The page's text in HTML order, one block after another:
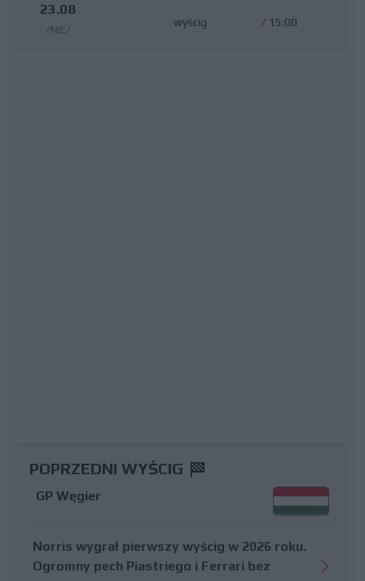
23.08
/NIE/
wyścig / 15:00
POPRZEDNI WYŚCIG
GP Węgier
Norris wygrał pierwszy wyścig w 2026 roku.
Ogromny pech Piastriego i Ferrari bez